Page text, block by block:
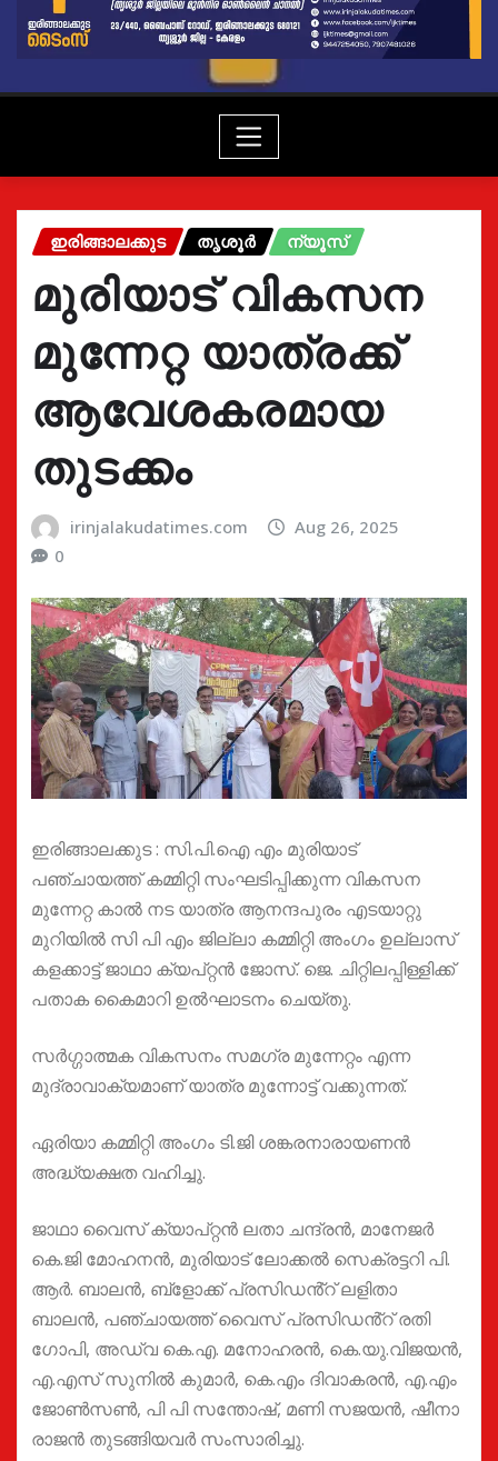
ഇരിങ്ങാലക്കുട തൃശൂർ ന്യൂസ്
മുരിയാട് വികസന
മുന്നേറ്റ യാത്രക്ക്
ആവേശകരമായ
തുടക്കം
irinjalakudatimes.com
Aug 26, 2025
0
ഇരിങ്ങാലക്കുട : സി.പി.ഐ എം മുരിയാട്
പഞ്ചായത്ത് കമ്മിറ്റി സംഘടിപ്പിക്കുന്ന വികസന
മുന്നേറ്റ കാൽ നട യാത്ര ആനന്ദപുരം എടയാറ്റു
മുറിയിൽ സി പി എം ജില്ലാ കമ്മിറ്റി അംഗം ഉല്ലാസ്
കളക്കാട്ട് ജാഥാ ക്യപ്റ്റൻ ജോസ്. ജെ. ചിറ്റിലപ്പിള്ളിക്ക്
പതാക കൈമാറി ഉൽഘാടനം ചെയ്തു.
സർഗ്ഗാത്മക വികസനം സമഗ്ര മുന്നേറ്റം എന്ന
മുദ്രാവാക്യമാണ് യാത്ര മുന്നോട്ട് വക്കുന്നത്.
ഏരിയാ കമ്മിറ്റി അംഗം ടി.ജി ശങ്കരനാരായണൻ
അദ്ധ്യക്ഷത വഹിച്ചു.
ജാഥാ വൈസ് ക്യാപ്റ്റൻ ലതാ ചന്ദ്രൻ, മാനേജർ
കെ.ജി മോഹനൻ, മുരിയാട് ലോക്കൽ സെക്രട്ടറി പി.
ആർ. ബാലൻ, ബ്ളോക്ക് പ്രസിഡൻ്റ് ലളിതാ
ബാലൻ, പഞ്ചായത്ത് വൈസ് പ്രസിഡൻ്റ് രതി
ഗോപി, അഡ്വ കെ.എ. മനോഹരൻ, കെ.യു.വിജയൻ,
എ.എസ് സുനിൽ കുമാർ, കെ.എം ദിവാകരൻ, എ.എം
ജോൺസൺ, പി പി സന്തോഷ്, മണി സജയൻ, ഷീനാ
രാജൻ തുടങ്ങിയവർ സംസാരിച്ചു.